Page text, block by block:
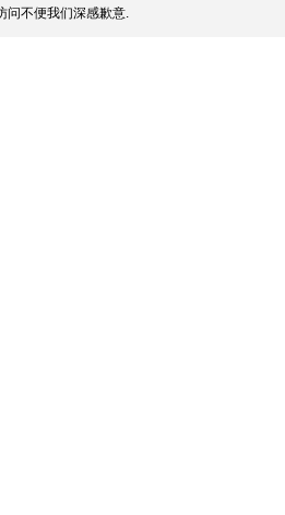
问不便我们深感歉意.